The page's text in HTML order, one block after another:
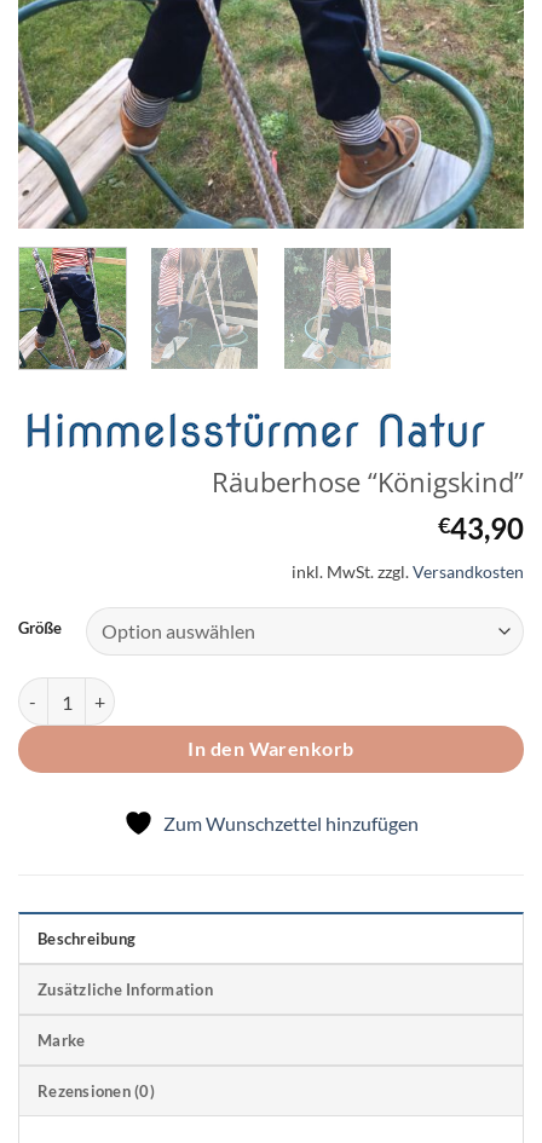
Räuberhose “Königskind”
€43,90
inkl. MwSt.zzgl.Versandkosten
Größe
Räuberhose "Königskind" Menge
In den Warenkorb
Zum Wunschzettel hinzufügen
Beschreibung
Zusätzliche Information
Marke
Rezensionen (0)